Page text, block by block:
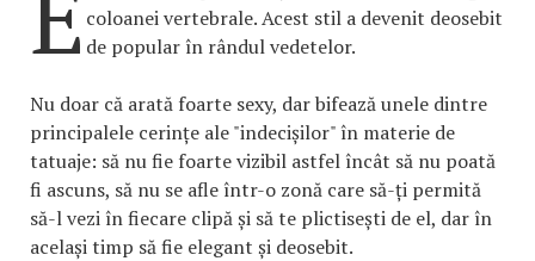
coloanei vertebrale. Acest stil a devenit deosebit
de popular în rândul vedetelor.
Nu doar că arată foarte sexy, dar bifează unele dintre
principalele cerințe ale "indecișilor" în materie de
tatuaje: să nu fie foarte vizibil astfel încât să nu poată
fi ascuns, să nu se afle într-o zonă care să-ți permită
să-l vezi în fiecare clipă și să te plictisești de el, dar în
același timp să fie elegant și deosebit.